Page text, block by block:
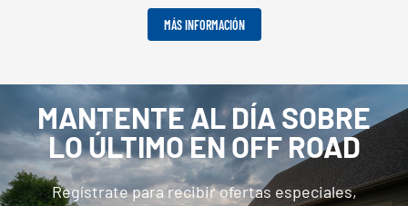
MÁS INFORMACIÓN
MANTENTE AL DÍA SOBRE
LO ÚLTIMO EN OFF ROAD
Regístrate para recibir ofertas especiales,